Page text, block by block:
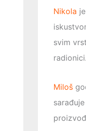
Nikola
svim
radionici.
Miloš